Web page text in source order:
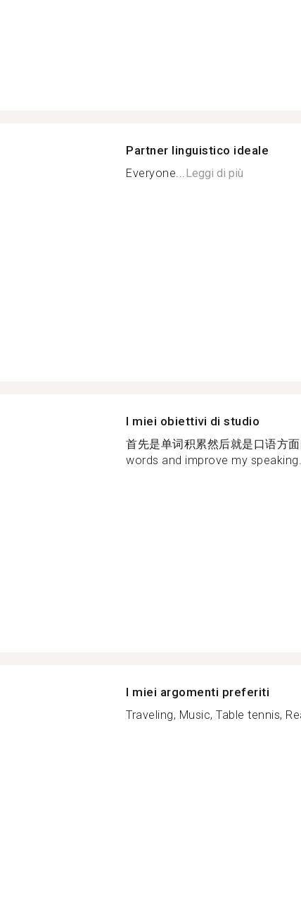
Partner linguistico ideale
Everyone...Leggi di più
I miei obiettivi di studio
首先是单词积累然后就是口语方
words and improve my
I miei argomenti preferiti
Traveling, Music, Table tennis,